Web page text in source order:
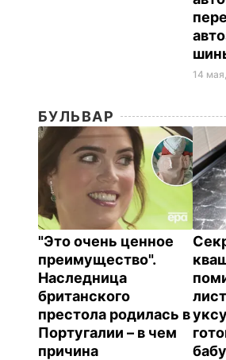
14
БУЛЬВАР
"Это очень ценное
преимущество".
Наследница
британского
престола родилась в
Португалии – в чем
причина